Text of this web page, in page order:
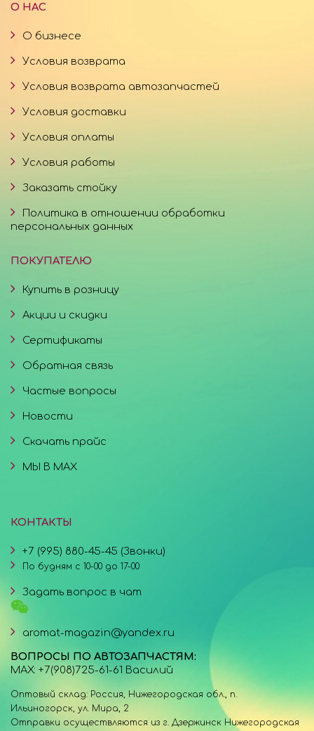
О НАС
О бизнесе
Условия возврата
Условия возврата автозапчастей
Условия доставки
Условия оплаты
Условия работы
Заказать стойку
Политика в отношении обработки
персональных данных
ПОКУПАТЕЛЮ
Купить в розницу
Акции и скидки
Сертификаты
Обратная связь
Частые вопросы
Новости
Скачать прайс
МЫ В MAX
КОНТАКТЫ
+7 (995) 880-45-45 (Звонки)
По будням с 10-00 до 17-00
Задать вопрос в чат
aromat-magazin@yandex.ru
ВОПРОСЫ ПО АВТОЗАПЧАСТЯМ:
MAX: +7(908)725-61-61 Василий
Оптовый склад: Россия, Нижегородская обл., п.
Ильиногорск, ул. Мира, 2
Отправки осуществляются из г. Дзержинск Нижегородская